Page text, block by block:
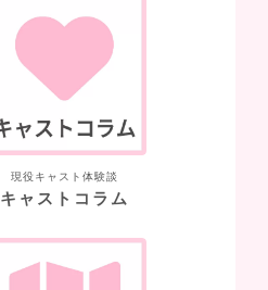
現役キャスト体験談
キャストコラム